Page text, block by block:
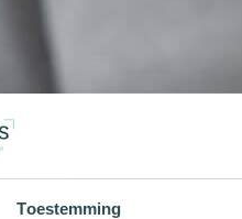
Toestemming